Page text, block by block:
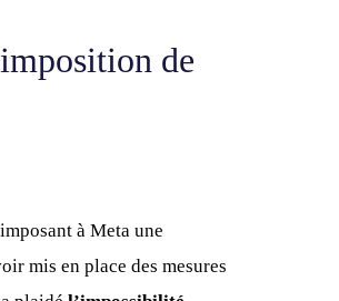
de
à Meta une
mis en place des mesures